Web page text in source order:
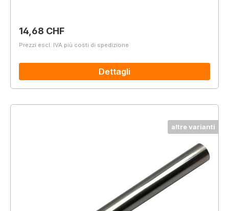
Prezzo normale:
14,68 CHF
Prezzi escl. IVA più costi di spedizione
Dettagli
altre varianti